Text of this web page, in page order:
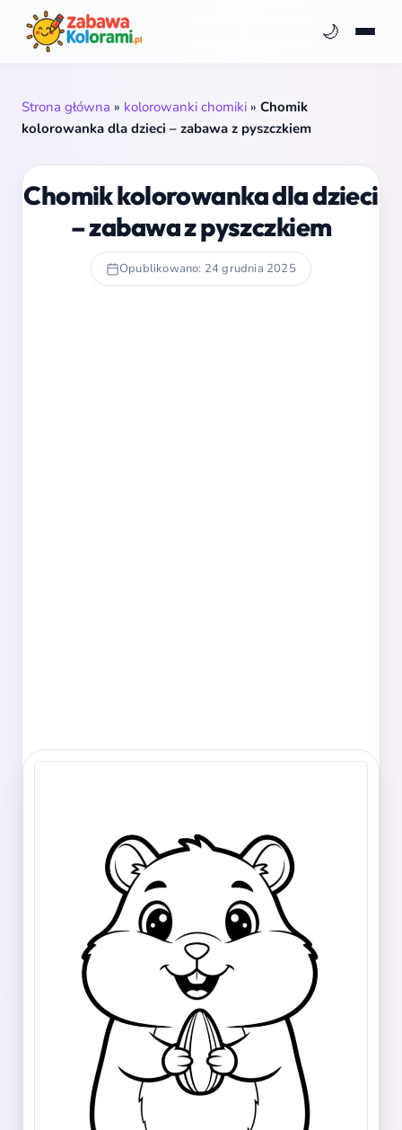
🌙
Strona główna » kolorowanki chomiki » Chomik
kolorowanka dla dzieci – zabawa z pyszczkiem
Chomik kolorowanka dla dzieci
– zabawa z pyszczkiem
Opublikowano: 24 grudnia 2025